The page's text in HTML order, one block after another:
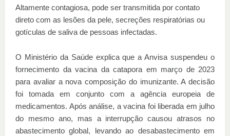
Altamente contagiosa, pode ser transmitida por contato
direto com as lesões da pele, secreções respiratórias ou
gotículas de saliva de pessoas infectadas.
O Ministério da Saúde explica que a Anvisa suspendeu o
fornecimento da vacina da catapora em março de 2023
para avaliar a nova composição do imunizante. A decisão
foi tomada em conjunto com a agência europeia de
medicamentos. Após análise, a vacina foi liberada em julho
do mesmo ano, mas a interrupção causou atrasos no
abastecimento global, levando ao desabastecimento em